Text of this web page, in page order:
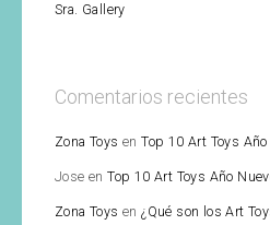
Sra. Gallery
Comentarios recientes
Zona Toys enTop 10 Art Toys
Jose enTop 10 Art Toys Año
Zona Toys en¿Qué son los Art